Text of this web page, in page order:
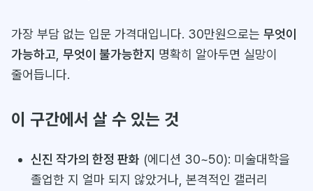
가장 부담 없는 입문 가격대입니다. 30만원으로는 무엇이
가능하고 무엇이 불가능한지 명확히 알아두면 실망이
줄어듭니다.
이 구간에서 살 수 있는 것
신진 작가의 한정 판화 (에디션 30~50): 미술대학을
졸업한 지 얼마 되지 않았거나, 본격적인 갤러리